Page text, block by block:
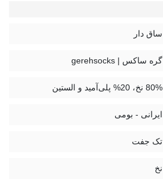
ساق دار
گره ساکس | gerehsocks
80% نخ، 20% پلی‌آمید و الستین
ایرانی - بومی
تک جفت
نخ